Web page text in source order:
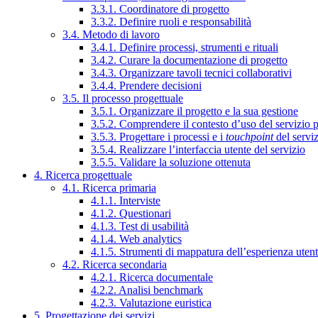
3.3.1. Coordinatore di progetto
3.3.2. Definire ruoli e responsabilità
3.4. Metodo di lavoro
3.4.1. Definire processi, strumenti e rituali
3.4.2. Curare la documentazione di progetto
3.4.3. Organizzare tavoli tecnici collaborativi
3.4.4. Prendere decisioni
3.5. Il processo progettuale
3.5.1. Organizzare il progetto e la sua gestione
3.5.2. Comprendere il contesto d’uso del servizio
3.5.3. Progettare i processi e i touchpointdel
3.5.4. Realizzare l’interfaccia utente del servizio
3.5.5. Validare la soluzione ottenuta
4. Ricerca progettuale
4.1. Ricerca primaria
4.1.1. Interviste
4.1.2. Questionari
4.1.3. Test di usabilità
4.1.4. Web analytics
4.1.5. Strumenti di mappatura dell’esperienza
4.2. Ricerca secondaria
4.2.1. Ricerca documentale
4.2.2. Analisi benchmark
4.2.3. Valutazione euristica
5. Progettazione dei servizi